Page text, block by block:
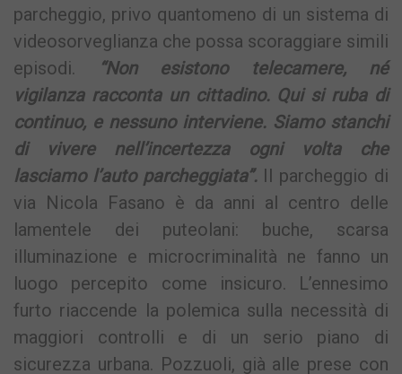
parcheggio, privo quantomeno di un sistema di
videosorveglianza che possa scoraggiare simili
episodi.
“Non esistono telecamere, né
vigilanza racconta un cittadino. Qui si ruba di
continuo, e nessuno interviene. Siamo stanchi
di vivere nell’incertezza ogni volta che
lasciamo l’auto parcheggiata”. Il parcheggio di
via Nicola Fasano è da anni al centro delle
lamentele dei puteolani: buche, scarsa
illuminazione e microcriminalità ne fanno un
luogo percepito come insicuro. L’ennesimo
furto riaccende la polemica sulla necessità di
maggiori controlli e di un serio piano di
sicurezza urbana. Pozzuoli, già alle prese con